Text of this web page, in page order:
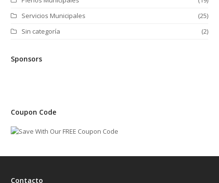
Servicios Municipales
(25)
Sin categoría
(2)
Sponsors
Coupon Code
Contacto